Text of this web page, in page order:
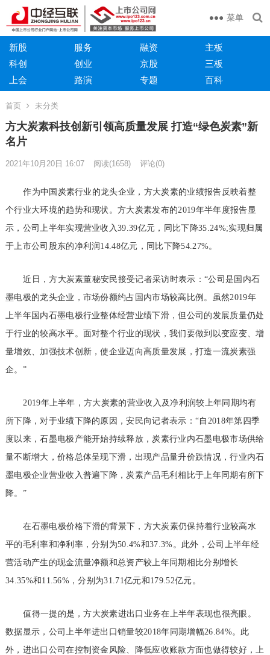
菜单
新股 服务 融资
主板
科创
创业 京股
三板
上会
路演 专题 百科
首页 未分类
方大炭素科技创新引领高质量发展 打造“绿色炭素”新
名片
2021年10月20日 16:07 阅读(1658) 评论(0)
作为中国炭素行业的龙头企业，方大炭素的业绩报告反映着整
个行业大环境的趋势和现状。方大炭素发布的2019年半年度报告显
示，公司上半年实现营业收入39.39亿元，同比下降35.24%;实现归属
于上市公司股东的净利润14.48亿元，同比下降54.27%。
近日，方大炭素董秘安民接受记者采访时表示：“公司是国内石
墨电极的龙头企业，市场份额约占国内市场较高比例。虽然2019年
上半年国内石墨电极行业整体经营业绩下滑，但公司的发展质量仍处
于行业的较高水平。面对整个行业的现状，我们要做到以变应变、增
量增效、加强技术创新，使企业迈向高质量发展，打造一流炭素强
企。”
2019年上半年，方大炭素的营业收入及净利润较上年同期均有
所下降，对于业绩下降的原因，安民向记者表示：“自2018年第四季
度以来，石墨电极产能开始持续释放，炭素行业内石墨电极市场供给
量不断增大，价格总体呈现下滑，出现产品量升价跌情况，行业内石
墨电极企业营业收入普遍下降，炭素产品毛利相比于上年同期有所下
降。”
在石墨电极价格下滑的背景下，方大炭素仍保持着行业较高水
平的毛利率和净利率，分别为50.4%和37.3%。此外，公司上半年经
营活动产生的现金流量净额和总资产较上年同期相比分别增长
34.35%和11.56%，分别为31.71亿元和179.52亿元。
值得一提的是，方大炭素进出口业务在上半年表现也很亮眼。
数据显示，公司上半年进出口销量较2018年同期增幅26.84%。此
外，进出口公司在控制资金风险、降低应收账款方面也做得较好，上